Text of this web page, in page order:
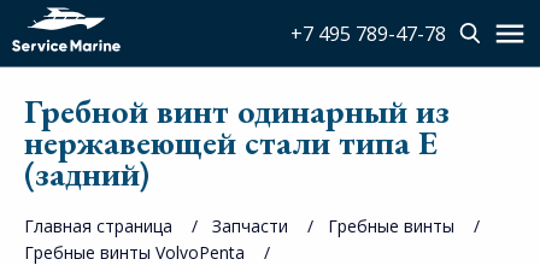
+7 495 789-47-78
Гребной винт одинарный из
нержавеющей стали типа E
(задний)
Главная страница Запчасти
Гребные винты
Гребные винты VolvoPenta